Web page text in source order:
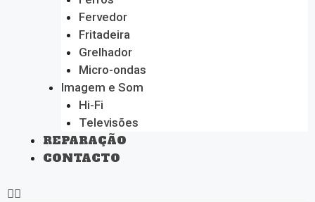
Fervedor
Fritadeira
Grelhador
Micro-ondas
Imagem e Som
Hi-Fi
Televisões
REPARAÇÃO
CONTACTO